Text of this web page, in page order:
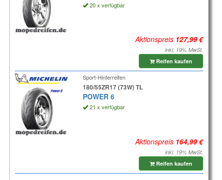
20 x verfügbar
Aktionspreis
inkl. 19% MwSt.
Reifen kaufen
Sport-Hinterreifen
180/55ZR17 (73W) TL
POWER 6
21 x verfügbar
Aktionspreis
inkl. 19% MwSt.
Reifen kaufen